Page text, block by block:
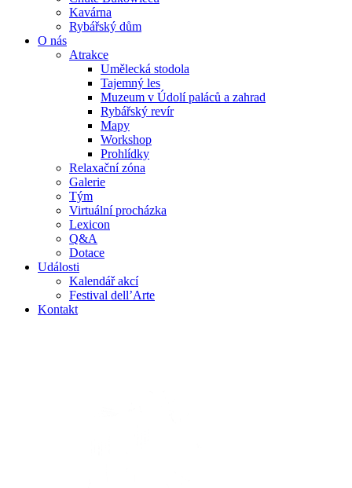
Kavárna
Rybářský dům
O nás
Atrakce
Umělecká stodola
Tajemný les
Muzeum v Údolí paláců a zahrad
Rybářský revír
Mapy
Workshop
Prohlídky
Relaxační zóna
Galerie
Tým
Virtuální procházka
Lexicon
Q&A
Dotace
Události
Kalendář akcí
Festival dell’Arte
Kontakt